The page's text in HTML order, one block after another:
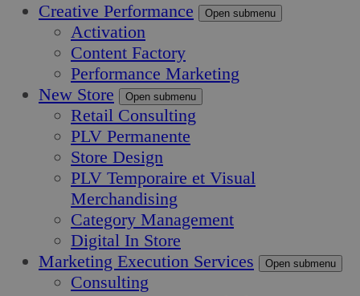
Creative Performance
Open submenu
Activation
Content Factory
Performance Marketing
New Store
Open submenu
Retail Consulting
PLV Permanente
Store Design
PLV Temporaire et Visual
Merchandising
Category Management
Digital In Store
Marketing Execution Services
Open submenu
Consulting